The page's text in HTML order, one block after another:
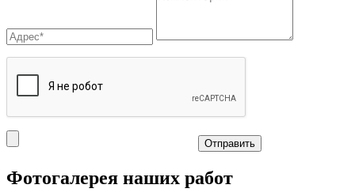
Отправить
Фотогалерея наших работ